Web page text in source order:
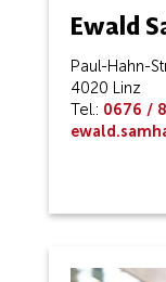
Ewald
Paul-Hahn-
4020 Linz
Tel.: 0676 /